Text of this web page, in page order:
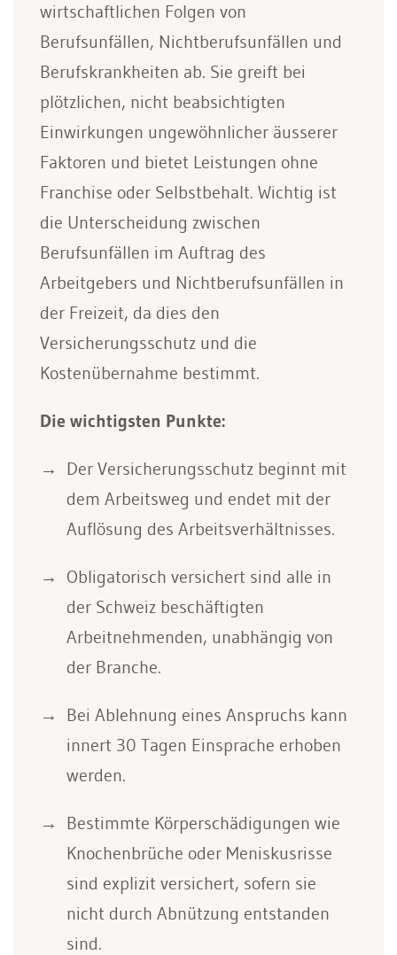
wirtschaftlichen Folgen von
Berufsunfällen, Nichtberufsunfällen und
Berufskrankheiten ab. Sie greift bei
plötzlichen, nicht beabsichtigten
Einwirkungen ungewöhnlicher äusserer
Faktoren und bietet Leistungen ohne
Franchise oder Selbstbehalt. Wichtig ist
die Unterscheidung zwischen
Berufsunfällen im Auftrag des
Arbeitgebers und Nichtberufsunfällen in
der Freizeit, da dies den
Versicherungsschutz und die
Kostenübernahme bestimmt.
Die wichtigsten Punkte:
Der Versicherungsschutz beginnt mit
dem Arbeitsweg und endet mit der
Auflösung des Arbeitsverhältnisses.
Obligatorisch versichert sind alle in
der Schweiz beschäftigten
Arbeitnehmenden, unabhängig von
der Branche.
Bei Ablehnung eines Anspruchs kann
innert 30 Tagen Einsprache erhoben
werden.
Bestimmte Körperschädigungen wie
Knochenbrüche oder Meniskusrisse
sind explizit versichert, sofern sie
nicht durch Abnützung entstanden
sind.